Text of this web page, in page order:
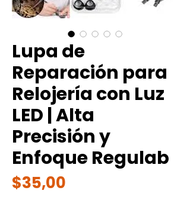
Lupa de
Reparación para
Relojería con Luz
LED | Alta
Precisión y
Enfoque Regulab
$35,00